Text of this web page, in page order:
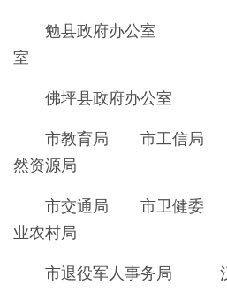
勉县政府办公室
室
佛坪县政府办公室
市教育局 市工信
然资源局
市交通局 市卫健
业农村局
市退役军人事务局 汉